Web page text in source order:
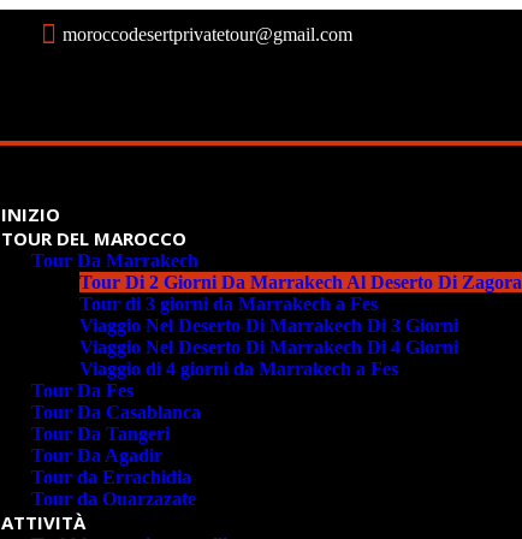
moroccodesertprivatetour@gmail.com
INIZIO
TOUR DEL MAROCCO
Tour Da Marrakech
Tour Di 2 Giorni Da Marrakech Al Deserto Di Zagora
Tour di 3 giorni da Marrakech a Fes
Viaggio Nel Deserto Di Marrakech Di 3 Giorni
Viaggio Nel Deserto Di Marrakech Di 4 Giorni
Viaggio di 4 giorni da Marrakech a Fes
Tour Da Fes
Tour Da Casablanca
Tour Da Tangeri
Tour Da Agadir
Tour da Errachidia
Tour da Ouarzazate
ATTIVITÀ